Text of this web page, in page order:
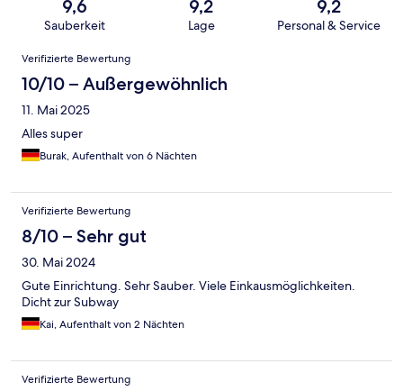
9,6
Sauberkeit
9,2
Lage
9,2
Personal & Service
Bewertungen
Verifizierte Bewertung
10/10 – Außergewöhnlich
11. Mai 2025
Alles super
Burak, Aufenthalt von 6 Nächten
Verifizierte Bewertung
8/10 – Sehr gut
30. Mai 2024
Gute Einrichtung. Sehr Sauber. Viele Einkausmöglichkeiten.
Dicht zur Subway
Kai, Aufenthalt von 2 Nächten
Verifizierte Bewertung